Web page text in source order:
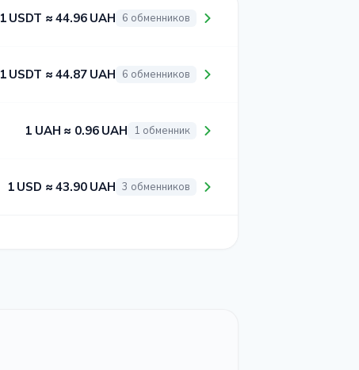
1 USDT ≈ 44.96 UAH 6 обменников
1 USDT ≈ 44.87 UAH 6 обменников
1 UAH ≈ 0.96 UAH 1 обменник
1 USD ≈ 43.90 UAH 3 обменников